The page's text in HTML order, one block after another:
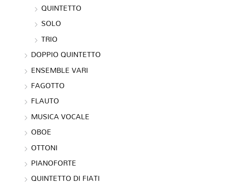
QUINTETTO
SOLO
TRIO
DOPPIO QUINTETTO
ENSEMBLE VARI
FAGOTTO
FLAUTO
MUSICA VOCALE
OBOE
OTTONI
PIANOFORTE
QUINTETTO DI FIATI